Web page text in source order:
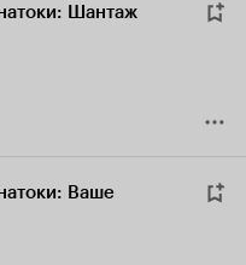
Шантаж
Ваше